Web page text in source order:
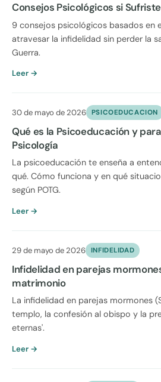
Consejos Psicológicos si
9 consejos psicológicos basados en
atravesar la infidelidad sin perder la
Guerra.
Leer →
30 de mayo de 2026 PSICOEDUCACION
Qué es la Psicoeducación y
Psicología
La psicoeducación te enseña a
qué. Cómo funciona y en qué
según POTG.
Leer →
29 de mayo de 2026 INFIDELIDAD
Infidelidad en parejas
matrimonio
La infidelidad en parejas mormones
templo, la confesión al obispo y la
eternas'.
Leer →